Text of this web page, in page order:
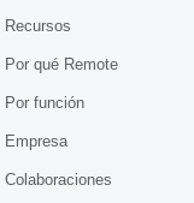
Recursos
Por qué Remote
Por función
Empresa
Colaboraciones